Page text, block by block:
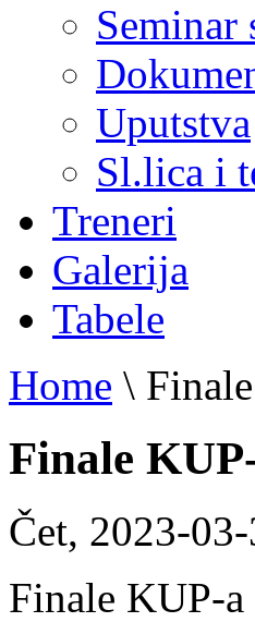
Seminar
Uputstva
Sl.lica i
Treneri
Galerija
Tabele
Home \
Finale
Čet, 2023-
Finale KUP-a